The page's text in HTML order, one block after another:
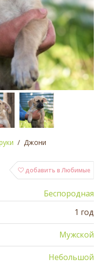
Джони
добавить в Любимые
Беспородная
1 год
Мужской
Небольшой